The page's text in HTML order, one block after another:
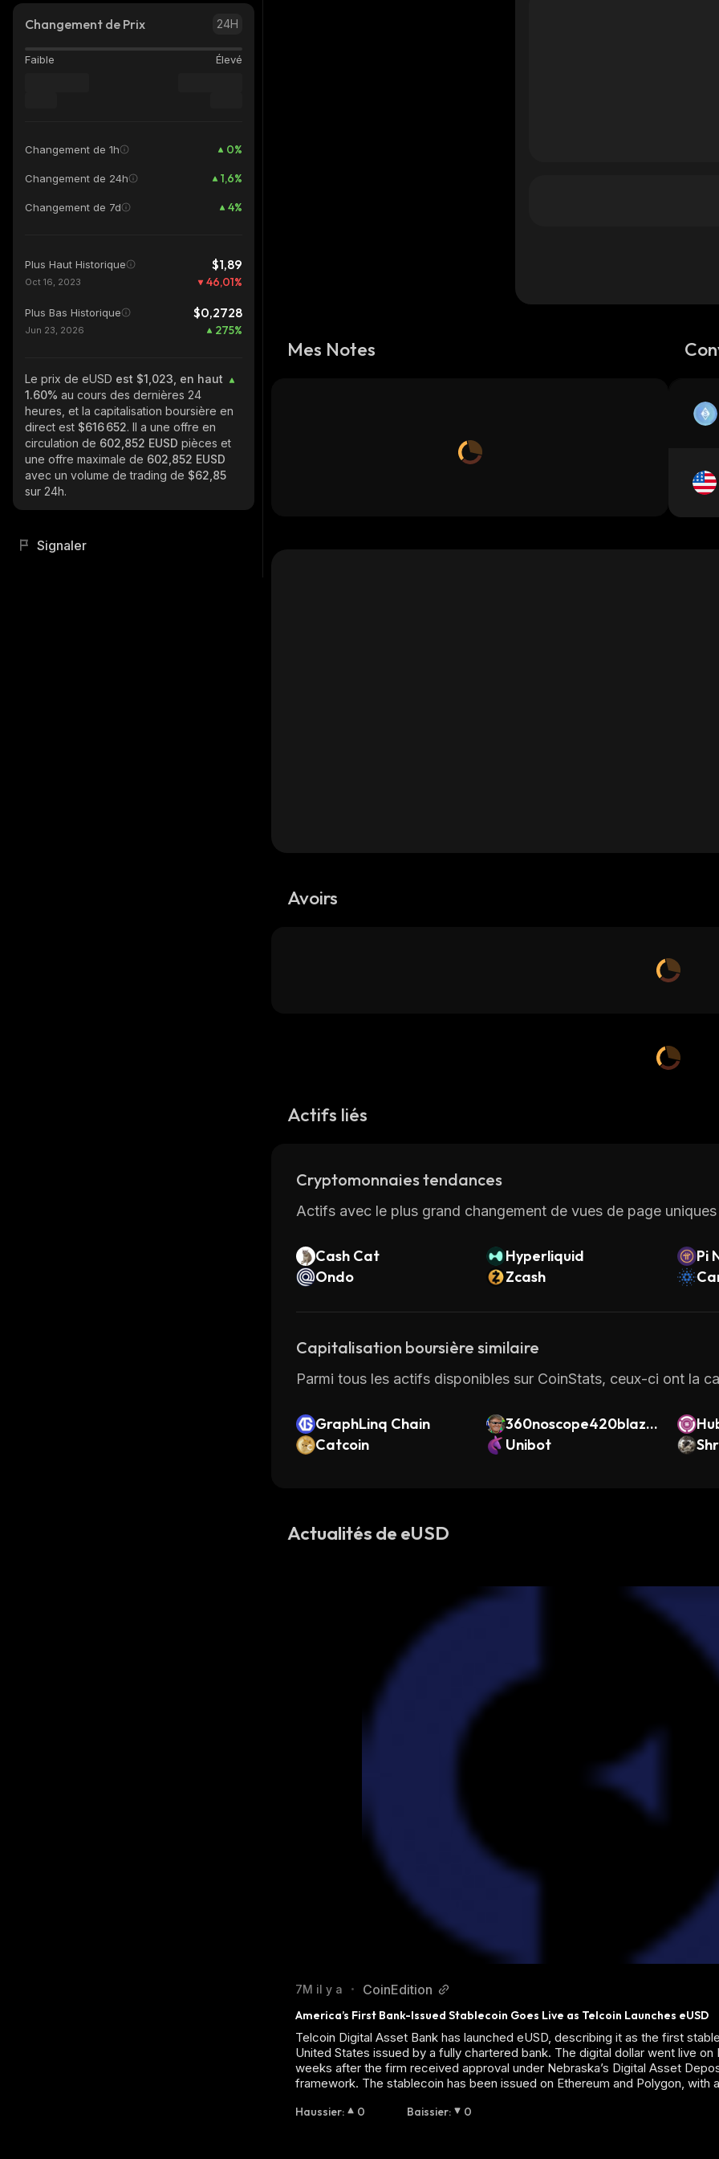
Changement de Prix 24H
Faible Élevé
Changement de 1h 0%
Changement de 24h 1,6%
Changement de 7d 4%
Plus Haut Historique $1,89
Oct 16, 2023 46,01%
Plus Bas Historique $0,2728
Jun 23, 2026 275%
Le prix de eUSD est $1,023, en haut
1.60% au cours des dernières 24
heures, et la capitalisation boursière en
direct est $616 652. Il a une offre en
circulation de 602,852 EUSD pièces et
une offre maximale de 602,852 EUSD
avec un volume de trading de $62,85
sur 24h.
Signaler
Mes Notes
Avoirs
Actifs liés
Cryptomonnaies tendances
Actifs avec le plus grand changement de vues de page
Cash Cat Hyperliquid Pi
Ondo
Zcash
Capitalisation boursière similaire
Parmi tous les actifs disponibles sur CoinStats, ceux-ci ont la
GraphLinq Chain
360noscope420blazei
t
Catcoin
Unibot
Actualités de eUSD
7M il y a • CoinEdition
America’s First Bank-Issued Stablecoin Goes Live as Telcoin Launches eUSD
Telcoin Digital Asset Bank has launched eUSD, describing it as the first
United States issued by a fully chartered bank. The digital dollar went live on
weeks after the firm received approval under Nebraska’s Digital Asset
framework. The stablecoin has been issued on Ethereum and Polygon, with
Haussier: 0 Baissier: 0